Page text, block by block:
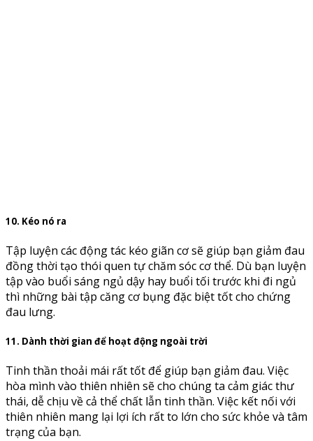
10. Kéo nó ra
Tập luyện các động tác kéo giãn cơ sẽ giúp bạn giảm đau
đồng thời tạo thói quen tự chăm sóc cơ thể. Dù bạn luyện
tập vào buổi sáng ngủ dậy hay buổi tối trước khi đi ngủ
thì những bài tập căng cơ bụng đặc biệt tốt cho chứng
đau lưng.
11. Dành thời gian để hoạt động ngoài trời
Tinh thần thoải mái rất tốt để giúp bạn giảm đau. Việc
hòa mình vào thiên nhiên sẽ cho chúng ta cảm giác thư
thái, dễ chịu về cả thể chất lẫn tinh thần. Việc kết nối với
thiên nhiên mang lại lợi ích rất to lớn cho sức khỏe và tâm
trạng của bạn.